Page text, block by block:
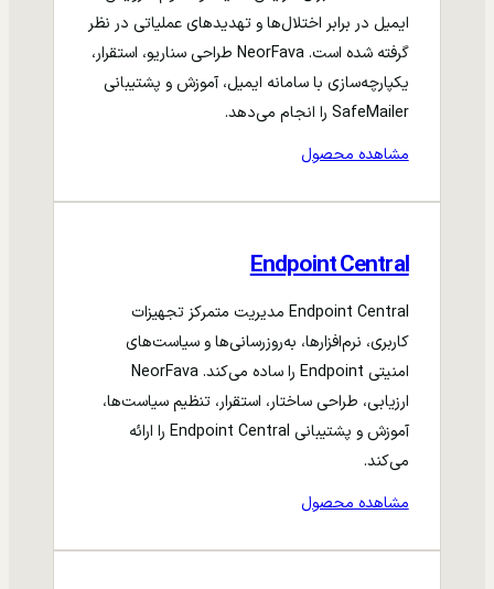
ایمیل در برابر اختلال‌ها و تهدیدهای عملیاتی در نظر
گرفته شده است. NeorFava طراحی سناریو، استقرار،
یکپارچه‌سازی با سامانه ایمیل، آموزش و پشتیبانی
SafeMailer را انجام می‌دهد.
مشاهده محصول
Endpoint Central
Endpoint Central مدیریت متمرکز تجهیزات
کاربری، نرم‌افزارها، به‌روزرسانی‌ها و سیاست‌های
امنیتی Endpoint را ساده می‌کند. NeorFava
ارزیابی، طراحی ساختار، استقرار، تنظیم سیاست‌ها،
آموزش و پشتیبانی Endpoint Central را ارائه
می‌کند.
مشاهده محصول